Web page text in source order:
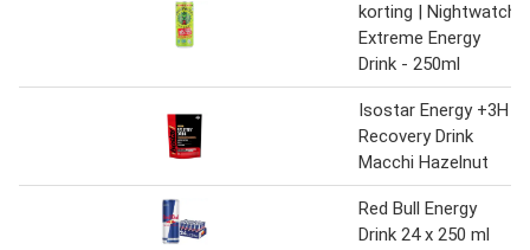
korting | Nightwatch
Extreme Energy
Drink - 250ml
Isostar Energy +3H
Recovery Drink
Macchi Hazelnut
Red Bull Energy
Drink 24 x 250 ml